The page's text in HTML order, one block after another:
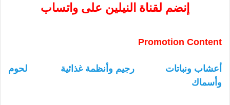
إنضم لقناة النيلين على واتساب
Promotion Content
أعشاب ونباتات رجيم وأنظمة غذائية
لحوم
وأسماك